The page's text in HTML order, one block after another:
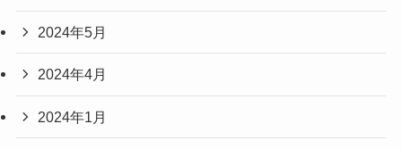
2024年5月
2024年4月
2024年1月